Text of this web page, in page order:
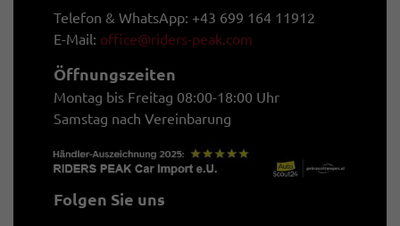
Telefon & WhatsApp: +43 699 164 11912
E-Mail: office@riders-peak.com
Öffnungszeiten
Montag bis Freitag 08:00-18:00 Uhr
Samstag nach Vereinbarung
Folgen Sie uns